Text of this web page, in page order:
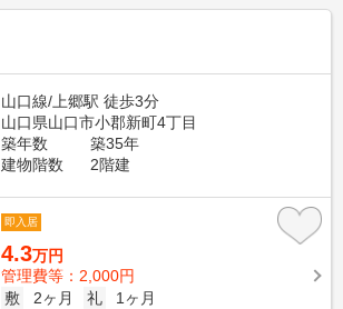
山口線/上郷駅 徒歩3分
山口県山口市小郡新町4丁目
築年数
築35年
建物階数
2階建
即入居
4.3万円
管理費等：2,000円
敷
2ヶ月 礼
1ヶ月